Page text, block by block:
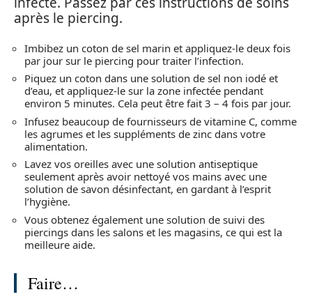
après le piercing.
Imbibez un coton de sel marin et appliquez-le deux fois
par jour sur le piercing pour traiter l’infection.
Piquez un coton dans une solution de sel non iodé et
d’eau, et appliquez-le sur la zone infectée pendant
environ 5 minutes. Cela peut être fait 3 – 4 fois par jour.
Infusez beaucoup de fournisseurs de vitamine C, comme
les agrumes et les suppléments de zinc dans votre
alimentation.
Lavez vos oreilles avec une solution antiseptique
seulement après avoir nettoyé vos mains avec une
solution de savon désinfectant, en gardant à l’esprit
l’hygiène.
Vous obtenez également une solution de suivi des
piercings dans les salons et les magasins, ce qui est la
meilleure aide.
Faire…